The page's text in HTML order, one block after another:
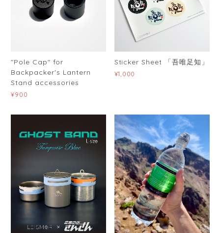
"Pole Cap" for
Backpacker's Lantern
Stand accessories
¥900
Sticker Sheet 「吾唯足知」
¥1,000